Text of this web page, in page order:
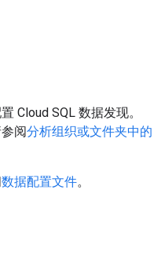
Cloud SQL 数据发现。
阅分析组织或文件夹中的
数据配置文件。